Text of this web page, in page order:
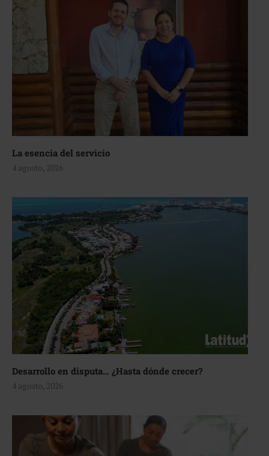
La esencia del servicio
4 agosto, 2026
Desarrollo en disputa… ¿Hasta dónde crecer?
4 agosto, 2026